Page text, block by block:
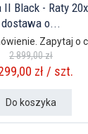
II Black - Raty
dostawa o...
Zapytaj o
2 899,00 zł
zł / szt.
Do koszyka